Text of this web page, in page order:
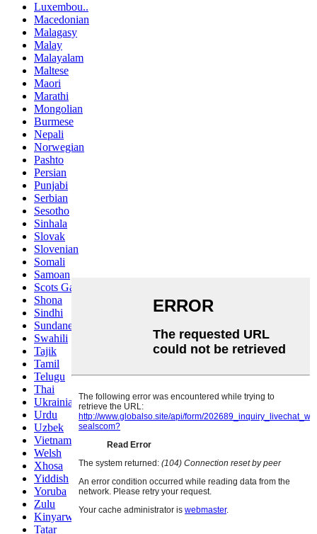
Luxembou..
Macedonian
Malagasy
Malay
Malayalam
Maltese
Maori
Marathi
Mongolian
Burmese
Nepali
Norwegian
Pashto
Persian
Punjabi
Serbian
Sesotho
Sinhala
Slovak
Slovenian
Somali
Samoan
Scots Gaelic
Shona
Sindhi
Sundanese
Swahili
Tajik
Tamil
Telugu
Thai
Ukrainian
Urdu
Uzbek
Vietnamese
Welsh
Xhosa
Yiddish
Yoruba
Zulu
Kinyarwanda
Tatar